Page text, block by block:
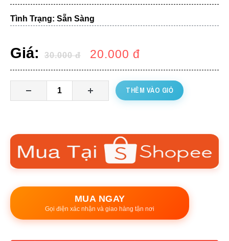
Tình Trạng: Sẵn Sàng
Giá: 30.000đ 20.000 đ
THÊM VÀO GIỎ
MUA NGAY
Gọi điện xác nhận và giao hàng tận nơi